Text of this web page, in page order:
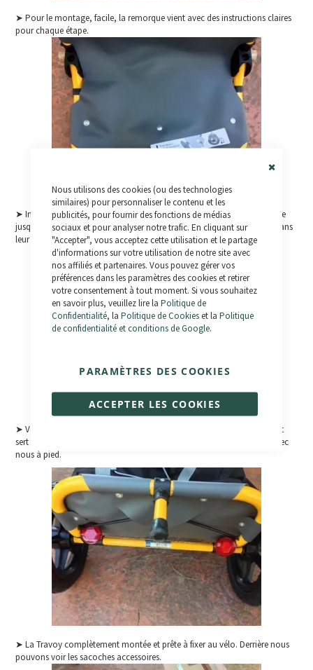
Nous utilisons des cookies (ou des technologies
similaires) pour personnaliser le contenu et les
publicités, pour fournir des fonctions de médias
sociaux et pour analyser notre trafic. En cliquant sur
"Accepter", vous acceptez cette utilisation et le partage
d'informations sur votre utilisation de notre site avec
nos affiliés et partenaires. Vous pouvez gérer vos
préférences dans les paramètres des cookies et retirer
votre consentement à tout moment. Si vous souhaitez
en savoir plus, veuillez lire la Politique de
Confidentialité, la Politique de Cookieset la Politique
de confidentialité et conditions de Google.
ACCEPTER LES COOKIES
PARAMÈTRES DES COOKIES
➤ Pour le montage, facile, la remorque vient avec des instructions claires
pour chaque étape.
➤ Installer les roues est hyper simple. Juste appuyer sur le centre de l'axe
jusqu'à entendre un clic et les roues restent assemblées correctement dans
leur position.
➤ Voici le kickstand de la Travoy qui tient une grande partie du poids et
sert à employer la Travoy comme trolley personnel pour l'emmener avec
nous à pied.
➤ La Travoy complètement montée et prête à fixer au vélo. Derrière nous
pouvons voir les sacoches accessoires.